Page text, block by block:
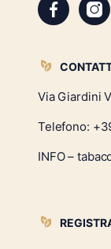
Via Giardini
Telefono:
INFO –